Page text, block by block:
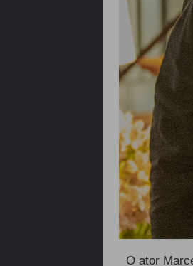
O ator